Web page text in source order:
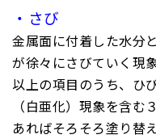
・さび
金属面に付着した水分
が徐々にさびていく現象
以上の項目のうち、ひ
（白亜化）現象を含
あればそろそろ塗り替